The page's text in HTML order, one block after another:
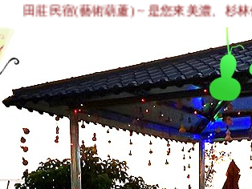
田莊民宿(藝術葫蘆) ~ 是您來美濃、杉林